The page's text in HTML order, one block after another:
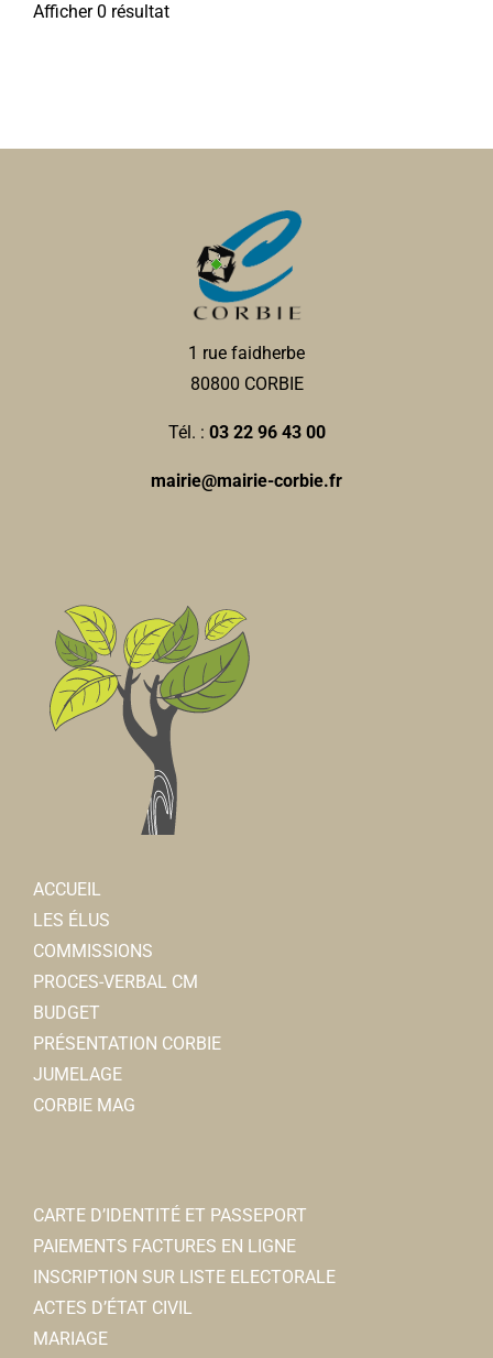
Afficher 0 résultat
1 rue faidherbe
80800 CORBIE
Tél. : 03 22 96 43 00
mairie@mairie-corbie.fr
ACCUEIL
LES ÉLUS
COMMISSIONS
PROCES-VERBAL CM
BUDGET
PRÉSENTATION CORBIE
JUMELAGE
CORBIE MAG
CARTE D’IDENTITÉ ET PASSEPORT
PAIEMENTS FACTURES EN LIGNE
INSCRIPTION SUR LISTE ELECTORALE
ACTES D’ÉTAT CIVIL
MARIAGE